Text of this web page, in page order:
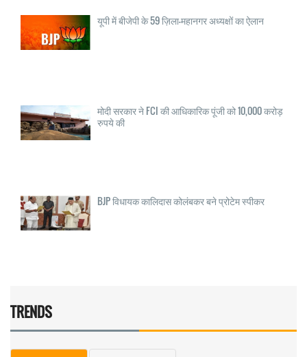
यूपी में बीजेपी के 59 ज़िला-महानगर अध्यक्षों का ऐलान
मोदी सरकार ने FCI की आधिकारिक पूंजी को 10,000 करोड़
रुपये की
BJP विधायक कालिदास कोलंबकर बने प्रोटेम स्पीकर
TRENDS